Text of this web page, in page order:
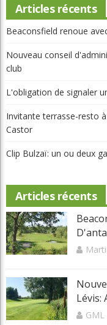
Articles récents
Beaconsfield renoue
Nouveau conseil
club
L'obligation de signaler
Invitante terrasse-resto
Castor
Clip Bulzaï: un ou deux
Articles récents
Lévis:
GML